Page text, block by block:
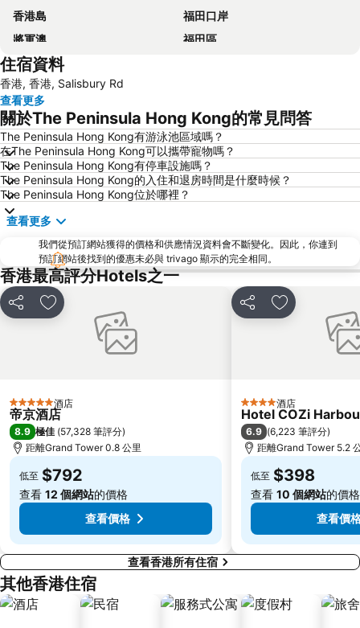
香港島
福田口岸
將軍澳
福田區
Mong Kok Metro Station
南山區
元朗
紅磡
天水圍
Wan Chai Metro Station
海洋公園
深水埗區
黃金海岸
香港迪士尼樂園
新界
羅湖口岸
羅湖
North Point Metro Station
中環
Cheung Chau
羅湖口岸
Sheung Wan Metro Station
Tsing Yi Metro Station
寶安區
Causeway Bay Metro Station
深圳野生動物園
大梅沙海濱公園
皇崗口岸
長洲
Lamma Island
香港屯門
Tin Hau Metro Station
九龍塘
金銀島酒店站
住宿資料
香港, 香港, Salisbury Rd
查看更多
關於The Peninsula Hong Kong的常見問答
The Peninsula Hong Kong有游泳池區域嗎？
在The Peninsula Hong Kong可以攜帶寵物嗎？
The Peninsula Hong Kong有停車設施嗎？
The Peninsula Hong Kong的入住和退房時間是什麼時候？
The Peninsula Hong Kong位於哪裡？
查看更多
我們從預訂網站獲得的價格和供應情況資料會不斷變化。因此，你連到
預訂網站後找到的優惠未必與 trivago 顯示的完全相同。
香港最高評分Hotels之一
分享 放到收藏夾
5 星級 酒店
帝京酒店
8.9 極佳 (57,328 筆評分)
距離Grand Tower 0.8 公里
低至 $792
查看 12 個網站的價格
查看價格
分享 放到收藏夾
4 星級 酒店
Hotel COZi
6.9 (6,223 筆評分)
距離Grand Tower 5.2
低至 $398
查看 10 個網站的價格
查看價
查看香港所有住宿
其他香港住宿